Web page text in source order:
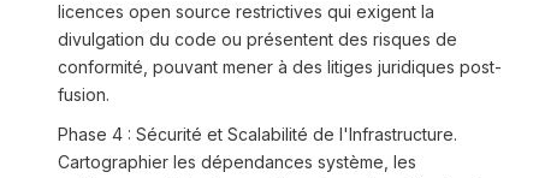
licences open source restrictives qui exigent la
divulgation du code ou présentent des risques de
conformité, pouvant mener à des litiges juridiques post-
fusion.
Phase 4 : Sécurité et Scalabilité de l'Infrastructure.
Cartographier les dépendances système, les